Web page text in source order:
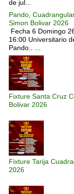
de jul...
Pando,
Simon Bolivar 2026
Fecha 6 Domingo
16:00 Universitario
Pando.. ...
Fixture Santa Cruz
Bolivar 2026
Fixture Tarija
2026